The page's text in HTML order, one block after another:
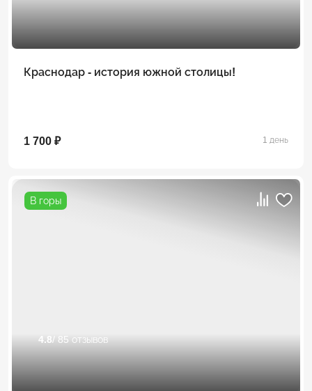
Краснодар - история южной столицы!
1 700 ₽ 1 день
В горы
4.8/ 85 отзывов